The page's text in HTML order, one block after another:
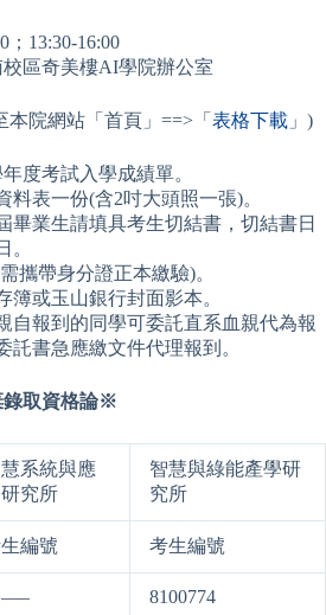
；13:30-16:00
區奇美樓AI學院辦公室
院網站「首頁」==>「 表格下載 」)
度考試入學成績單。
料表一份(含2吋大頭照一張)。
畢業生請填具考生切結書，切結書日
。
攜帶身分證正本繳驗)。
簿或玉山銀行封面影本。
自報到的同學可委託直系血親代為報
託書急應繳文件代理報到。
錄取資格論※
系統與應
究所
智慧與綠能產學研
究所
編號 考生編號
8100774